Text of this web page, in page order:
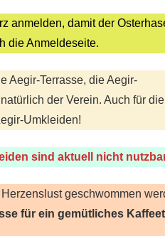
anmelden, damit der
die Anmeldeseite.
Aegir-Terrasse, die Aegir-
der Verein. Auch für die
Umkleiden!
sind aktuell nicht
geschwommen
für ein gemütliches